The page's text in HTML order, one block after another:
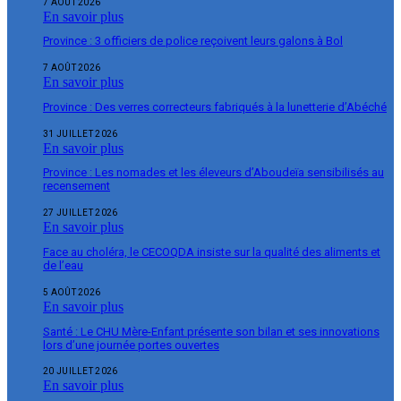
En savoir plus
Province : 3 officiers de police reçoivent leurs galons à Bol
7 AOÛT 2026
En savoir plus
Province : Des verres correcteurs fabriqués à la lunetterie d’Abéché
31 JUILLET 2026
En savoir plus
Province : Les nomades et les éleveurs d’Aboudeïa sensibilisés au
recensement
27 JUILLET 2026
En savoir plus
Face au choléra, le CECOQDA insiste sur la qualité des aliments et
de l’eau
5 AOÛT 2026
En savoir plus
Santé : Le CHU Mère-Enfant présente son bilan et ses innovations
lors d’une journée portes ouvertes
20 JUILLET 2026
En savoir plus